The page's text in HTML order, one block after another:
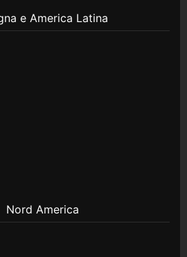
e America Latina
Nord America